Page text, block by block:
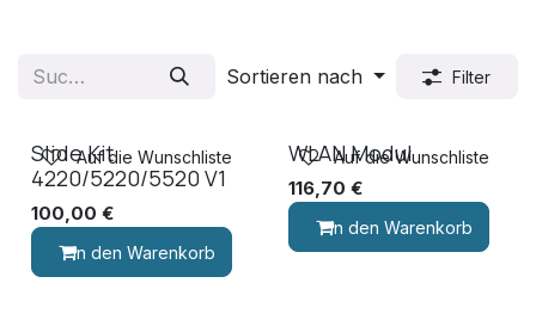
Sortieren nach Filter
Slide Kit
4220/5220/5520 V1
100,00 €
In den Warenkorb
Auf die Wunschliste WLAN Modul
116,70 €
In den Warenkorb
Auf die Wunschliste